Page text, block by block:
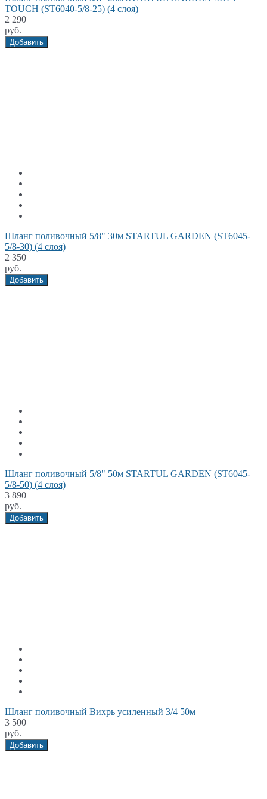
TOUCH (ST6040-5/8-25) (4 слоя)
2 290
руб.
Добавить
Шланг поливочный 5/8" 30м STARTUL GARDEN (ST6045-
5/8-30) (4 слоя)
2 350
руб.
Добавить
Шланг поливочный 5/8" 50м STARTUL GARDEN (ST6045-
5/8-50) (4 слоя)
3 890
руб.
Добавить
Шланг поливочный Вихрь усиленный 3/4 50м
3 500
руб.
Добавить